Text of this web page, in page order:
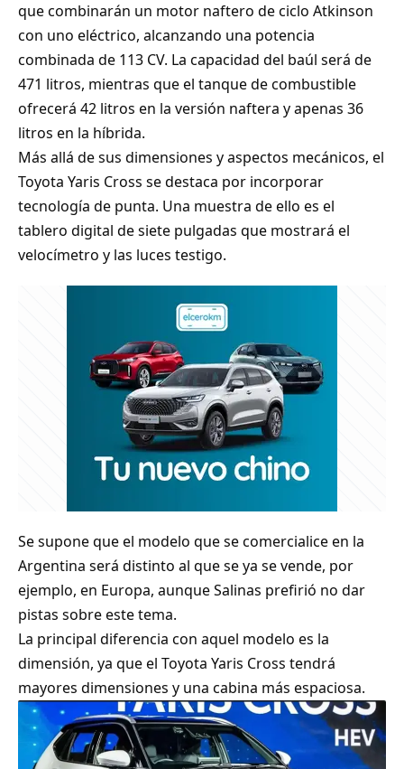
que combinarán un motor naftero de ciclo Atkinson
con uno eléctrico, alcanzando una potencia
combinada de 113 CV. La capacidad del baúl será de
471 litros, mientras que el tanque de combustible
ofrecerá 42 litros en la versión naftera y apenas 36
litros en la híbrida.
Más allá de sus dimensiones y aspectos mecánicos, el
Toyota Yaris Cross se destaca por incorporar
tecnología de punta. Una muestra de ello es el
tablero digital de siete pulgadas que mostrará el
velocímetro y las luces testigo.
Se supone que el modelo que se comercialice en la
Argentina será distinto al que se ya se vende, por
ejemplo, en Europa, aunque Salinas prefirió no dar
pistas sobre este tema.
La principal diferencia con aquel modelo es la
dimensión, ya que el Toyota Yaris Cross tendrá
mayores dimensiones y una cabina más espaciosa.